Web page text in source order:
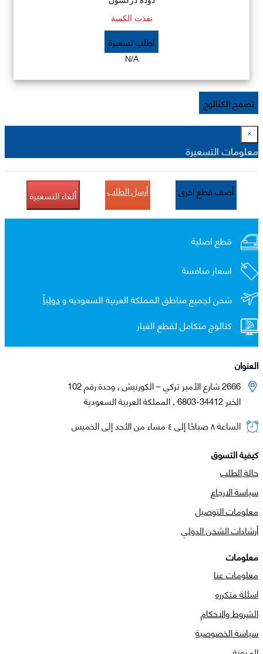
نفذت الكمية
اطلب تسعيرة
N/A
تصفح الكتالوج
×
معلومات التسعيرة
أضف قطع اخرى أرسل الطلب ألغاء التسعيرة
قطع اصلية
اسعار منافسة
شحن لجميع مناطق المملكة العربية السعوديه ودولياً
كتالوج متكامل لقطع الغيار
العنوان
2666 شارع الأمير تركي – الكورنيش , وحدة رقم 102
الخبر 34412-6803 , المملكة العربية السعودية
الساعة ٨ صباحًا إلى ٤ مساء من الأحد إلى الخميس
كيفية التسوق
حالة الطلب
سياسة الارجاع
معلومات التوصيل
أرشادات الشحن الدولي
معلومات
معلومات عنا
اسئلة متكرره
الشروط والاحكام
سياسة الخصوصية